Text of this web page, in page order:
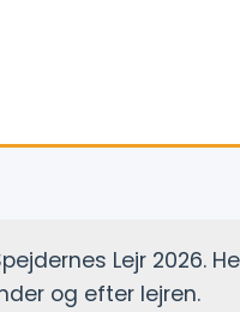
Lejr 2026.
og efter lejren.